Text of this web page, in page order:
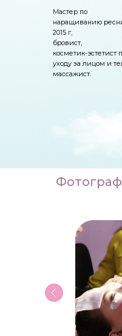
Мастер по
наращиванию
2015 г,
бровист,
косметик-эстетист
уходу за лицом и
массажист.